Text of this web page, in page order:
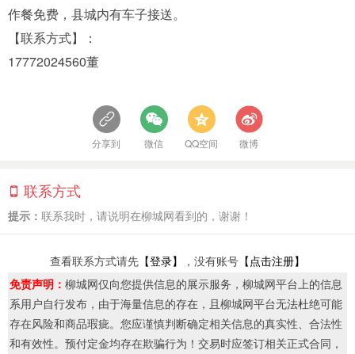
作餐免费，县城内有车子接送。
【联系方式】：
17772024560董
分享到 微信 QQ空间 微博
联系方式
提示： 联系我时，请说明在柳城网看到的，谢谢！
查看联系方式请先 【登录】 ，没有账号 【点击注册】
免责声明： 柳城网仅向您提供信息的展示服务，柳城网平台上的信息
系用户自行发布，由于海量信息的存在，且柳城网平台无法杜绝可能
存在风险和商品瑕疵。您应谨慎判断确定相关信息的真实性、合法性
和有效性。预付定金均存在欺骗行为！交易时应签订相关正式合同，